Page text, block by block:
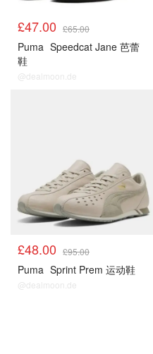
£47.00 £65.00
Puma Speedcat Jane 芭蕾
鞋
@dealmoon.de
£48.00 £95.00
Puma Sprint Prem 运动鞋
@dealmoon.de